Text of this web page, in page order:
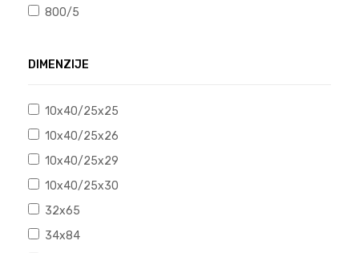
800/5
DIMENZIJE
10x40/25x25
10x40/25x26
10x40/25x29
10x40/25x30
32x65
34x84